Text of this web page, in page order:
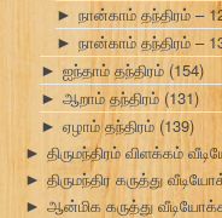
► நான்காம் தந்திரம் –
► நான்காம் தந்திரம் –
► ஐந்தாம் தந்திரம் (154)
► ஆறாம் தந்திரம் (131)
► ஏழாம் தந்திரம் (139)
► திருமந்திரம் விளக்கம்
► திருமந்திர கருத்து
► ஆன்மிக கருத்து